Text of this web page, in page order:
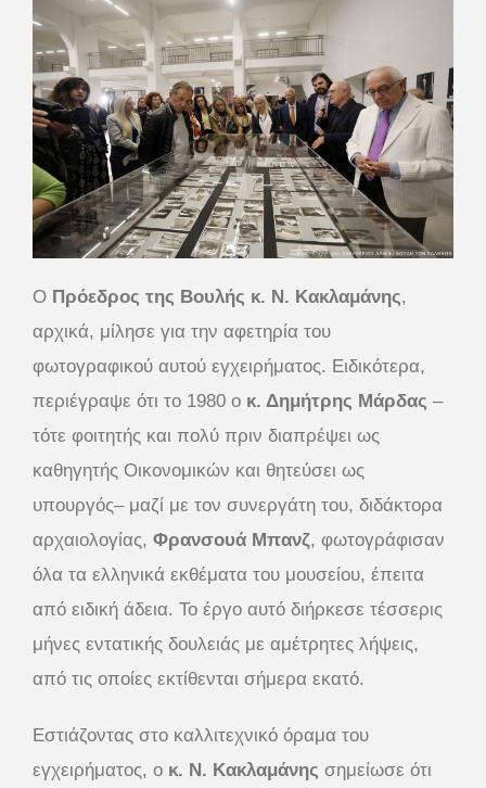
Ο Πρόεδρος της Βουλής κ. Ν. Κακλαμάνης,
αρχικά, μίλησε για την αφετηρία του
φωτογραφικού αυτού εγχειρήματος. Ειδικότερα,
περιέγραψε ότι το 1980 ο κ. Δημήτρης Μάρδας –
τότε φοιτητής και πολύ πριν διαπρέψει ως
καθηγητής Οικονομικών και θητεύσει ως
υπουργός– μαζί με τον συνεργάτη του, διδάκτορα
αρχαιολογίας, Φρανσουά Μπανζ, φωτογράφισαν
όλα τα ελληνικά εκθέματα του μουσείου, έπειτα
από ειδική άδεια. Το έργο αυτό διήρκεσε τέσσερις
μήνες εντατικής δουλειάς με αμέτρητες λήψεις,
από τις οποίες εκτίθενται σήμερα εκατό.
Εστιάζοντας στο καλλιτεχνικό όραμα του
εγχειρήματος, ο κ. Ν. Κακλαμάνης σημείωσε ότι